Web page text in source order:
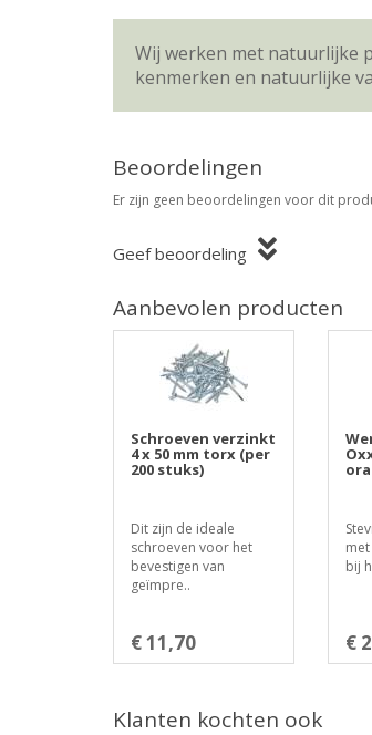
Wij werken met natuurlijke
kenmerken en natuurlijke
Beoordelingen
Er zijn geen beoordelingen voor dit
Geef beoordeling
Aanbevolen producten
Schroeven verzinkt
4 x 50 mm torx (per
200 stuks)
Dit zijn de ideale
schroeven voor het
bevestigen van
geïmpre..
€ 11,70
bij
€
Klanten kochten ook